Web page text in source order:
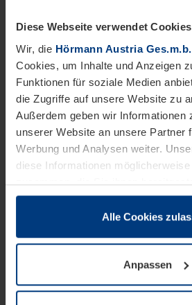
Diese Webseite verwendet Cookies
Wir, die Hörmann Austria
Cookies, um Inhalte und Anzeigen
Funktionen für soziale Medien
die Zugriffe auf unsere Website zu
Außerdem geben wir Informationen
unserer Website an unsere Partner
Werbung und Analysen weiter.
diese Informationen
zusammen, die Sie ihnen
sie im Rahmen Ihrer Nutzung der
wenn diese für den Betrieb dieser
notwendig sind. Für alle anderen
wir Ihre Erlaubnis. Ihre Einwilligung
Alle Cookies
Anpassen